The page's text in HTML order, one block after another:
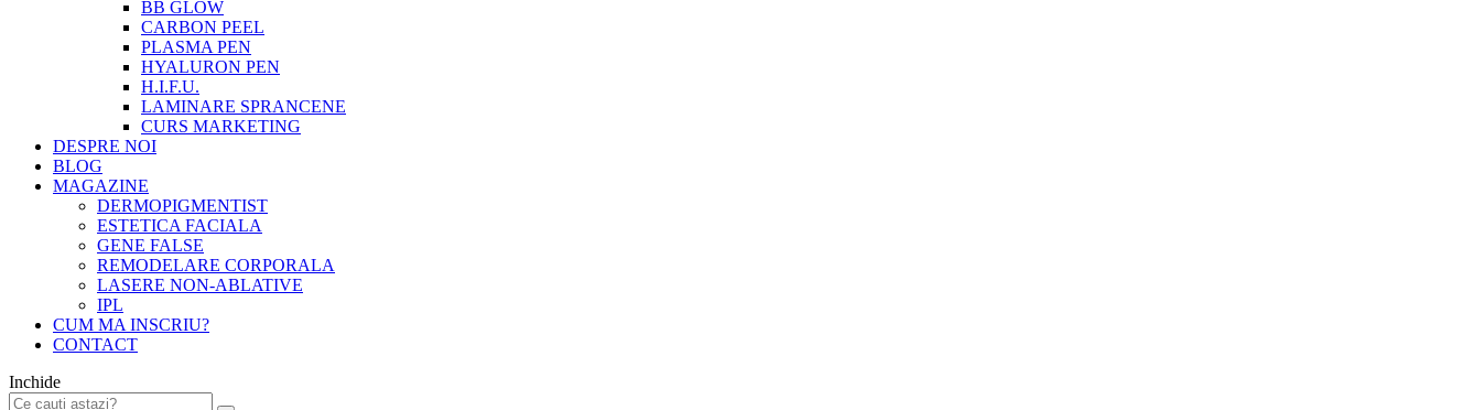
BB GLOW
CARBON PEEL
PLASMA PEN
HYALURON PEN
H.I.F.U.
LAMINARE SPRANCENE
CURS MARKETING
DESPRE NOI
BLOG
MAGAZINE
DERMOPIGMENTIST
ESTETICA FACIALA
GENE FALSE
REMODELARE CORPORALA
LASERE NON-ABLATIVE
IPL
CUM MA INSCRIU?
CONTACT
Inchide